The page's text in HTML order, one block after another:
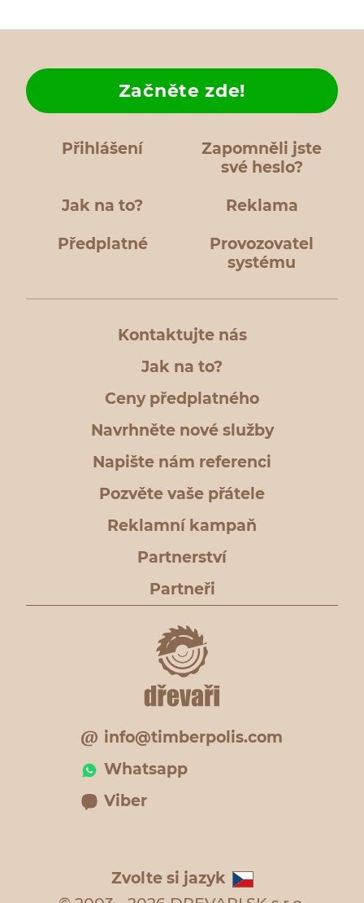
Přihlášení
Zapomněli jste
své heslo?
Jak na to?
Začněte zde!
Reklama
Předplatné
Provozovatel
systému
Kontaktujte nás
Jak na to?
Ceny předplatného
Navrhněte nové služby
Napište nám referenci
Pozvěte vaše přátele
Reklamní kampaň
Partnerství
Partneři
info@timberpolis.com
Whatsapp
Viber
Zvolte si jazyk